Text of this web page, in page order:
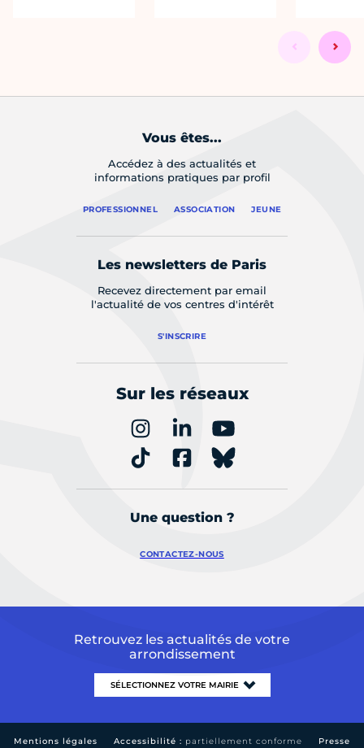
Vous êtes...
Accédez à des actualités et
informations pratiques par profil
PROFESSIONNEL ASSOCIATION JEUNE
Les newsletters de Paris
Recevez directement par email
l'actualité de vos centres d'intérêt
S'INSCRIRE
Sur les réseaux
Une question ?
CONTACTEZ-NOUS
Retrouvez les actualités de votre
arrondissement
Mentions légales Accessibilité : partiellement conforme Presse